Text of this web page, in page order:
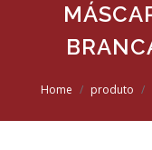
Home produto